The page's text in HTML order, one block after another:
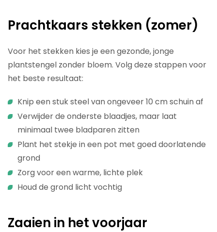
Prachtkaars stekken (zomer)
Voor het stekken kies je een gezonde, jonge
plantstengel zonder bloem. Volg deze stappen voor
het beste resultaat:
Knip een stuk steel van ongeveer 10 cm schuin af
Verwijder de onderste blaadjes, maar laat
minimaal twee bladparen zitten
Plant het stekje in een pot met goed doorlatende
grond
Zorg voor een warme, lichte plek
Houd de grond licht vochtig
Zaaien in het voorjaar